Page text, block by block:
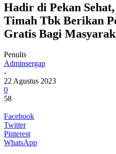
Hadir di Pekan
Timah Tbk Berikan
Gratis Bagi
Penulis
Adminsergap
-
22 Agustus 2023
0
58
Facebook
Twitter
Pinterest
WhatsApp